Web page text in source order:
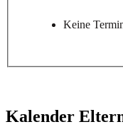
Keine
Kalender